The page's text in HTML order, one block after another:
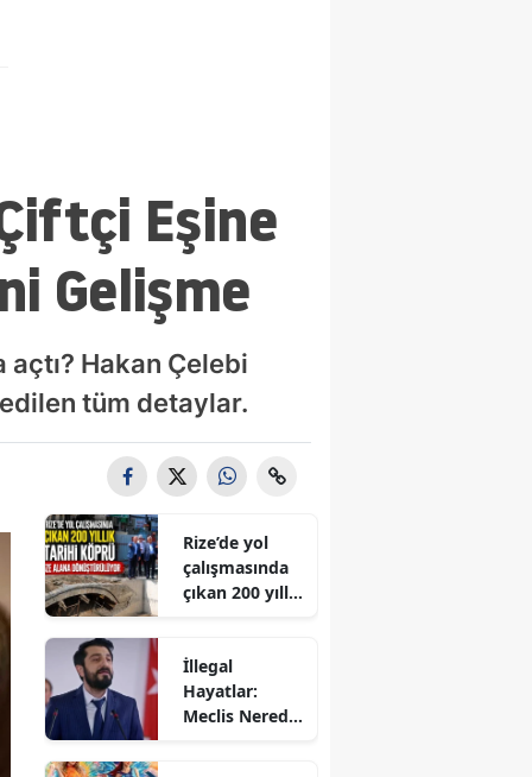
Eşine
Gelişme
Hakan Çelebi
tüm detaylar.
Rize’de yol
çalışmasında
çıkan 200 yıllık
dönüştürülüy
or
İllegal
Hayatlar:
Meclis Nerede